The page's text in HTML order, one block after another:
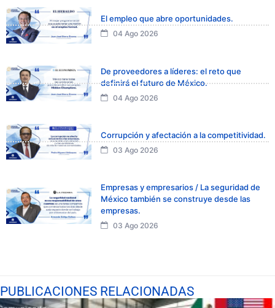
El empleo que abre oportunidades.
04 Ago 2026
De proveedores a líderes: el reto que
definirá el futuro de México.
04 Ago 2026
Corrupción y afectación a la competitividad.
03 Ago 2026
Empresas y empresarios / La seguridad de
México también se construye desde las
empresas.
03 Ago 2026
PUBLICACIONES RELACIONADAS